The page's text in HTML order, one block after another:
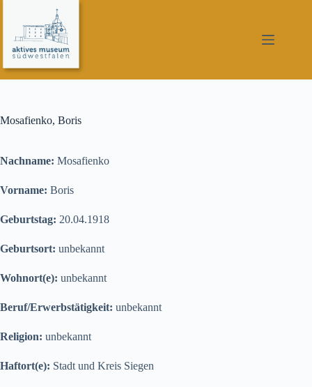
springen
Mosafienko, Boris
Nachname: Mosafienko
Vorname: Boris
Geburtstag: 20.04.1918
Geburtsort: unbekannt
Wohnort(e): unbekannt
Beruf/Erwerbstätigkeit: unbekannt
Religion: unbekannt
Haftort(e): Stadt und Kreis Siegen